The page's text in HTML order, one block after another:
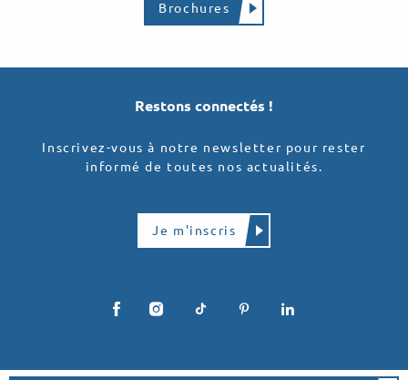
Brochures
Restons connectés !
Inscrivez-vous à notre newsletter pour rester
informé de toutes nos actualités.
Je m'inscris